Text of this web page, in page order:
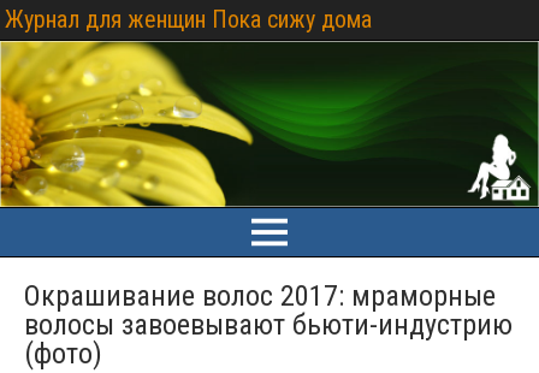
Журнал для женщин Пока сижу дома
Окрашивание волос 2017: мраморные
волосы завоевывают бьюти-индустрию
(фото)